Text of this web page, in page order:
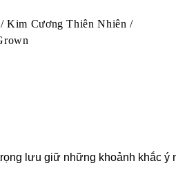
Kim Cương Thiên Nhiên /
lưu giữ những khoảnh khắc ý